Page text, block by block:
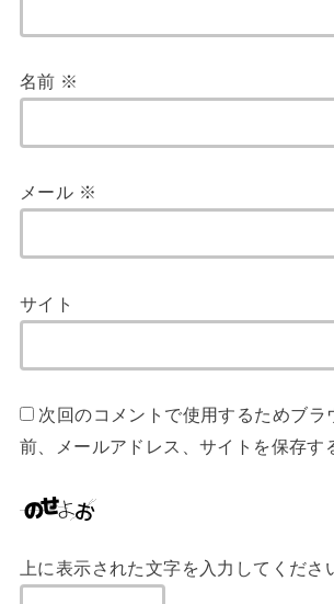
名前 ※
メール ※
サイト
次回のコメントで使用するためブラ
前、メールアドレス、サイトを保存す
上に表示された文字を入力してくださ